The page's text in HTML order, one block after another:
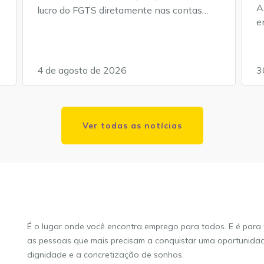
lucro do FGTS diretamente nas contas
crédito. Na terça-feira, dia 28 de julho, o
alcançou […] O post Trabalhadores
receberão R$ 13 bilhões do lucro do FGTS
4 de agosto de 2026
Ver todas as notícias
É o lugar onde você encontra emprego para todos. E é
as pessoas que mais precisam a conquistar uma
dignidade e a concretização de sonhos.